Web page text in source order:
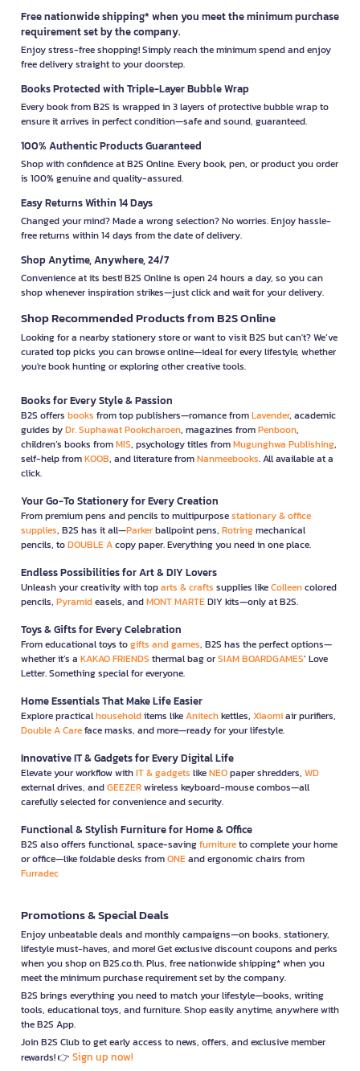
Free nationwide shipping* when you meet the minimum purchase
requirement set by the company.
Enjoy stress-free shopping! Simply reach the minimum spend and enjoy
free delivery straight to your doorstep.
Books Protected with Triple-Layer Bubble Wrap
Every book from B2S is wrapped in 3 layers of protective bubble wrap to
ensure it arrives in perfect condition—safe and sound, guaranteed.
100% Authentic Products Guaranteed
Shop with confidence at B2S Online. Every book, pen, or product you order
is 100% genuine and quality-assured.
Easy Returns Within 14 Days
Changed your mind? Made a wrong selection? No worries. Enjoy hassle-
free returns within 14 days from the date of delivery.
Shop Anytime, Anywhere, 24/7
Convenience at its best! B2S Online is open 24 hours a day, so you can
shop whenever inspiration strikes—just click and wait for your delivery.
Shop Recommended Products from B2S Online
Looking for a nearby stationery store or want to visit B2S but can't? We’ve
curated top picks you can browse online—ideal for every lifestyle, whether
you're book hunting or exploring other creative tools.
Books for Every Style & Passion
B2S offers books from top publishers—romance fromLavender, academic
guides byDr. Suphawat Pookcharoen, magazines fromPenboon,
children’s books fromMIS, psychology titles fromMugunghwa Publishing,
self-help fromKOOB, and literature fromNanmeebooks. All available at a
click.
Your Go-To Stationery for Every Creation
From premium pens and pencils to multipurposestationary & office
supplies, B2S has it all—Parkerballpoint pens, Rotringmechanical
pencils, toDOUBLE Acopy paper. Everything you need in one place.
Endless Possibilities for Art & DIY Lovers
Unleash your creativity with toparts & crafts supplies likeColleencolored
pencils, Pyramideasels, andMONT MARTEDIY kits—only at B2S.
Toys & Gifts for Every Celebration
From educational toys togifts and games, B2S has the perfect options—
whether it’s a KAKAO FRIENDS thermal bag orSIAM BOARDGAMES’ Love
Letter. Something special for everyone.
Home Essentials That Make Life Easier
Explore practicalhouseholditems likeAnitechkettles, Xiaomiair purifiers,
Double A Careface masks, and more—ready for your lifestyle.
Innovative IT & Gadgets for Every Digital Life
Elevate your workflow withIT & gadgets likeNEOpaper shredders, WD
external drives, andGEEZERwireless keyboard-mouse combos—all
carefully selected for convenience and security.
Functional & Stylish Furniture for Home & Office
B2S also offers functional, space-savingfurnitureto complete your home
or office—like foldable desks fromONEand ergonomic chairs from
Furradec
Promotions & Special Deals
Enjoy unbeatable deals and monthly campaigns—on books, stationery,
lifestyle must-haves, and more! Get exclusive discount coupons and perks
when you shop on B2S.co.th. Plus, free nationwide shipping* when you
meet the minimum purchase requirement set by the company.
B2S brings everything you need to match your lifestyle—books, writing
tools, educational toys, and furniture. Shop easily anytime, anywhere with
the B2S App.
Join B2S Club to get early access to news, offers, and exclusive member
rewards! 👉 Sign up now!